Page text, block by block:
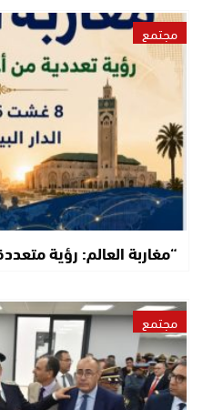
مجتمع
“مغاربة العالم: رؤية
مجتمع